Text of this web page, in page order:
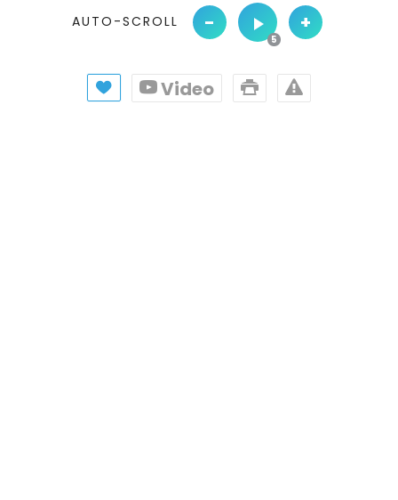
AUTO-SCROLL - +
Video